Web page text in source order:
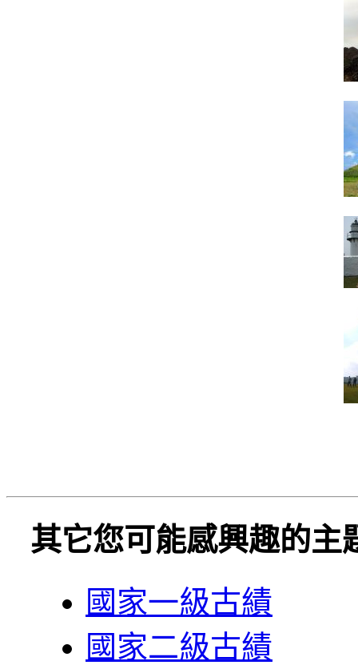
其它您可能感興趣的主
國家一級古績
國家二級古績